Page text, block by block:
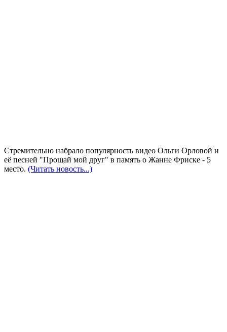
Стремительно набрало популярность видео Ольги Орловой и
её песней "Прощай мой друг" в память о Жанне Фриске - 5
место. (Читать новость...)